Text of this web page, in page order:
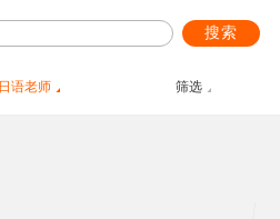
搜索
日语老师 筛选